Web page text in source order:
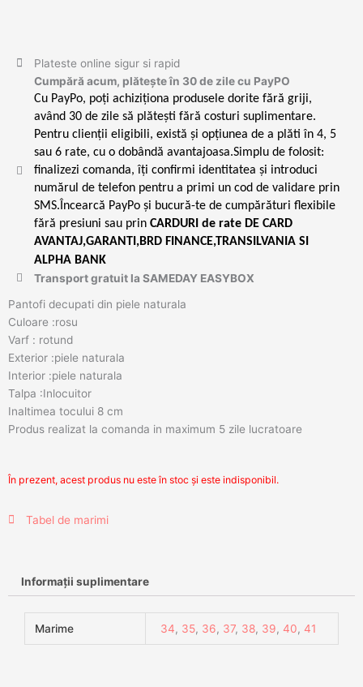
Plateste online sigur si rapid
Cumpără acum, plătește în 30 de zile cu PayPO
Cu PayPo, poți achiziționa produsele dorite fără griji,
având 30 de zile să plătești fără costuri suplimentare.
Pentru clienții eligibili, există și opțiunea de a plăti în 4, 5
sau 6 rate, cu o dobândă avantajoasa.Simplu de folosit:
finalizezi comanda, îți confirmi identitatea și introduci
numărul de telefon pentru a primi un cod de validare prin
SMS.Încearcă PayPo și bucură-te de cumpărături flexibile
fără presiuni sau prin CARDURI de rate DE CARD
AVANTAJ,GARANTI,BRD FINANCE,TRANSILVANIA SI
ALPHA BANK
Transport gratuit la SAMEDAY EASYBOX
Pantofi decupati din piele naturala
Culoare :rosu
Varf : rotund
Exterior :piele naturala
Interior :piele naturala
Talpa :Inlocuitor
Inaltimea tocului 8 cm
Produs realizat la comanda in maximum 5 zile lucratoare
În prezent, acest produs nu este în stoc și este indisponibil.
Tabel de marimi
Informații suplimentare
Marime 34, 35, 36, 37, 38, 39,40,41